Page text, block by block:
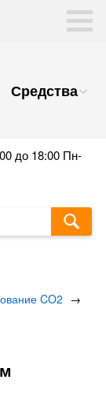
Средства
до 18:00 Пн-
CO2 →